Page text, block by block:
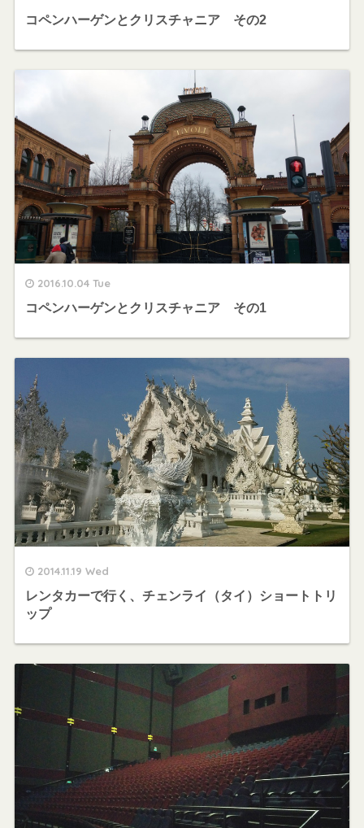
コペンハーゲンとクリスチャニア その2
2016.10.04 Tue
コペンハーゲンとクリスチャニア その1
2014.11.19 Wed
レンタカーで行く、チェンライ（タイ）ショートトリ
ップ